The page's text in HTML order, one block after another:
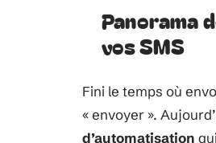
Panorama
vos SMS
Fini le temps où
« envoyer ».
d’automatisation